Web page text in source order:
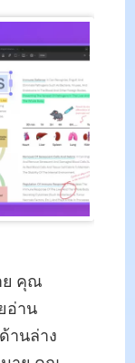
ย คุณ
อ่าน
านล่าง